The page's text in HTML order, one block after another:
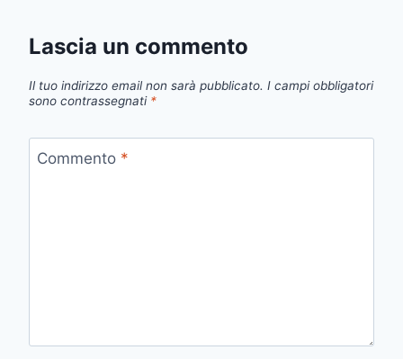
Lascia un commento
Il tuo indirizzo email non sarà pubblicato. I campi obbligatori
sono contrassegnati *
Commento *